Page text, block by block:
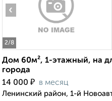
2/8
‹
Дом 60м², 1-этажный, на
города
14 000 ₽ в месяц
Ленинский район, 1-й